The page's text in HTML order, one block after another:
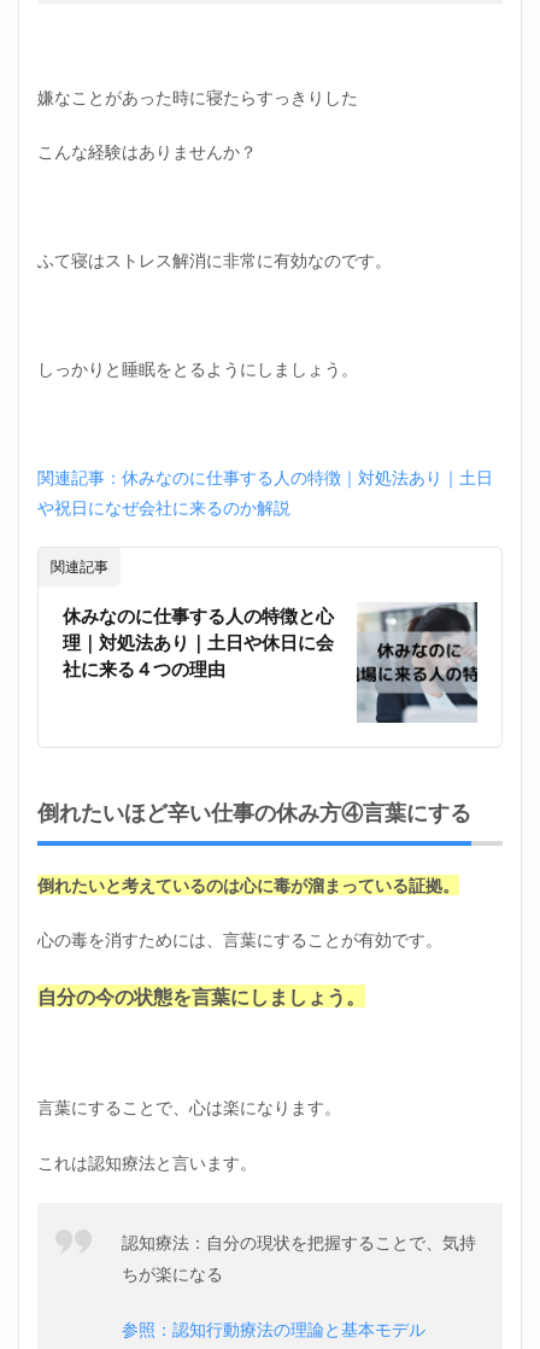
嫌なことがあった時に寝たらすっきりした
こんな経験はありませんか？
ふて寝はストレス解消に非常に有効なのです。
しっかりと睡眠をとるようにしましょう。
関連記事：休みなのに仕事する人の特徴｜対処法あり｜土日
や祝日になぜ会社に来るのか解説
関連記事
休みなのに仕事する人の特徴と心
理｜対処法あり｜土日や休日に会
社に来る４つの理由
倒れたいほど辛い仕事の休み方④言葉にする
倒れたいと考えているのは心に毒が溜まっている証拠。
心の毒を消すためには、言葉にすることが有効です。
自分の今の状態を言葉にしましょう。
言葉にすることで、心は楽になります。
これは認知療法と言います。
認知療法：自分の現状を把握することで、気持
ちが楽になる
参照：認知行動療法の理論と基本モデル